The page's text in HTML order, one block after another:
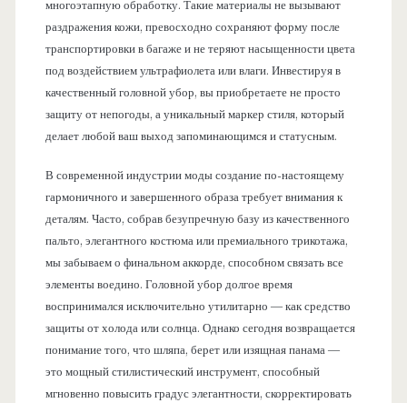
многоэтапную обработку. Такие материалы не вызывают
раздражения кожи, превосходно сохраняют форму после
транспортировки в багаже и не теряют насыщенности цвета
под воздействием ультрафиолета или влаги. Инвестируя в
качественный головной убор, вы приобретаете не просто
защиту от непогоды, а уникальный маркер стиля, который
делает любой ваш выход запоминающимся и статусным.
В современной индустрии моды создание по-настоящему
гармоничного и завершенного образа требует внимания к
деталям. Часто, собрав безупречную базу из качественного
пальто, элегантного костюма или премиального трикотажа,
мы забываем о финальном аккорде, способном связать все
элементы воедино. Головной убор долгое время
воспринимался исключительно утилитарно — как средство
защиты от холода или солнца. Однако сегодня возвращается
понимание того, что шляпа, берет или изящная панама —
это мощный стилистический инструмент, способный
мгновенно повысить градус элегантности, скорректировать